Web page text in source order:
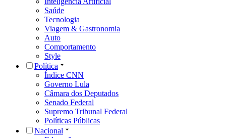
Saúde
Tecnologia
Viagem & Gastronomia
Auto
Comportamento
Style
Política
Índice CNN
Governo Lula
Câmara dos Deputados
Senado Federal
Supremo Tribunal Federal
Políticas Públicas
Nacional